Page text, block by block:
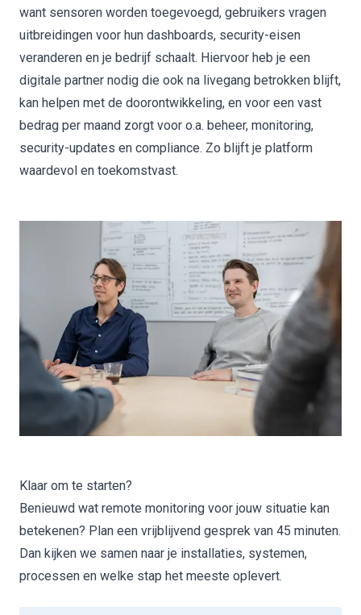
want sensoren worden toegevoegd, gebruikers vragen
uitbreidingen voor hun dashboards, security-eisen
veranderen en je bedrijf schaalt. Hiervoor heb je een
digitale partner nodig die ook na livegang betrokken blijft,
kan helpen met de doorontwikkeling, en voor een vast
bedrag per maand zorgt voor o.a. beheer, monitoring,
security-updates en compliance. Zo blijft je platform
waardevol en toekomstvast.
Klaar om te starten?
Benieuwd wat remote monitoring voor jouw situatie kan
betekenen? Plan een vrijblijvend gesprek van 45 minuten.
Dan kijken we samen naar je installaties, systemen,
processen en welke stap het meeste oplevert.